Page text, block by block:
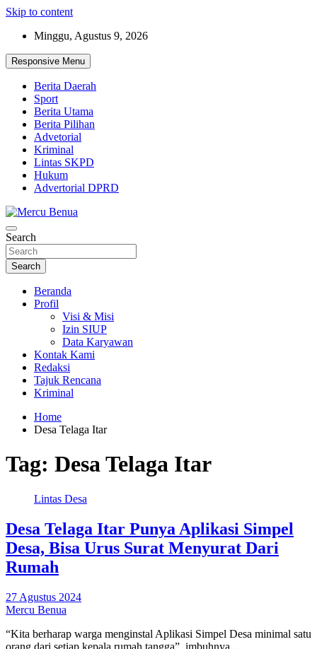
Skip to content
Minggu, Agustus 9, 2026
Responsive Menu
Berita Daerah
Sport
Berita Utama
Berita Pilihan
Advetorial
Kriminal
Lintas SKPD
Hukum
Advertorial DPRD
Mercu Benua
Suara Masyarakat Bawah
Search
Search
Beranda
Profil
Visi & Misi
Izin SIUP
Data Karyawan
Kontak Kami
Redaksi
Tajuk Rencana
Kriminal
Home
Desa Telaga Itar
Tag: Desa Telaga Itar
Lintas Desa
Desa Telaga Itar Punya Aplikasi Simpel
Desa, Bisa Urus Surat Menyurat Dari
Rumah
27 Agustus 2024
Mercu Benua
“Kita berharap warga menginstal Aplikasi Simpel Desa minimal satu
orang dari setiap kepala rumah tangga”, imbuhnya.…